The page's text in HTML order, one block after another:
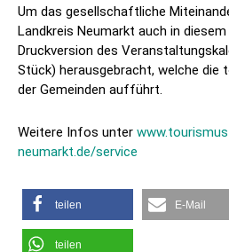
Um das gesellschaftliche
Landkreis Neumarkt auch in
Druckversion des
Stück) herausgebracht, welche die
der Gemeinden aufführt.
Weitere Infos unter
neumarkt.de/service
teilen E-Mail
teilen